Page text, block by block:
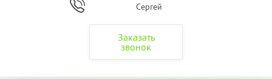
Сергей
Заказать
звонок